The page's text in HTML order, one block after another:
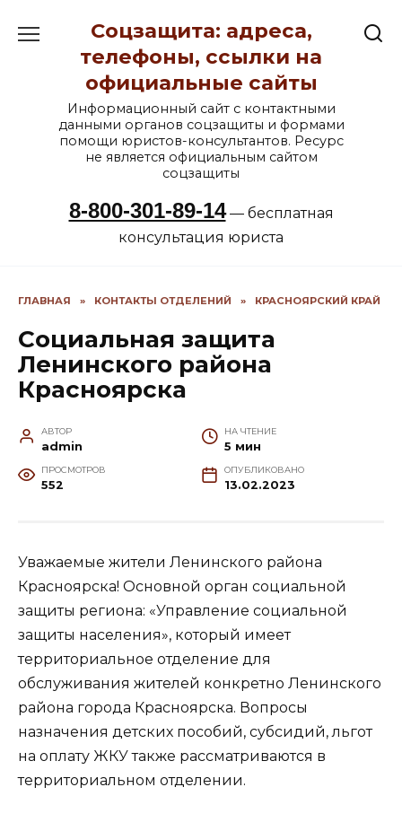
содержанию
Соцзащита: адреса,
телефоны, ссылки на
официальные сайты
Информационный сайт с контактными
данными органов соцзащиты и формами
помощи юристов-консультантов. Ресурс
не является официальным сайтом
соцзащиты
8-800-301-89-14— бесплатная
консультация юриста
ГЛАВНАЯ » КОНТАКТЫ ОТДЕЛЕНИЙ » КРАСНОЯРСКИЙ КРАЙ
Социальная защита
Ленинского района
Красноярска
АВТОР
admin
НА ЧТЕНИЕ
5 мин
ПРОСМОТРОВ
552
ОПУБЛИКОВАНО
13.02.2023
Уважаемые жители Ленинского района
Красноярска! Основной орган социальной
защиты региона: «Управление социальной
защиты населения», который имеет
территориальное отделение для
обслуживания жителей конкретно Ленинского
района города Красноярска. Вопросы
назначения детских пособий, субсидий, льгот
на оплату ЖКУ также рассматриваются в
территориальном отделении.